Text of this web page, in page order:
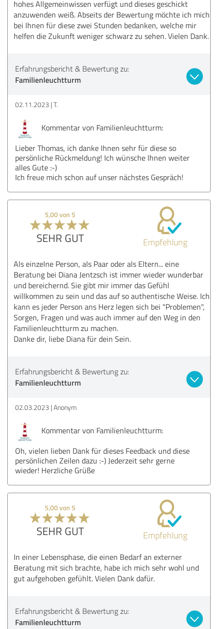
hohes Allgemeinwissen verfügt und dieses geschickt
anzuwenden weiß. Abseits der Bewertung möchte ich mich
bei Ihnen für diese zwei Stunden bedanken, welche mir
helfen die Zukunft weniger schwarz zu sehen. Vielen Dank.
Erfahrungsbericht & Bewertung zu:
Familienleuchtturm
02.11.2023 T.
Kommentar von Familienleuchtturm:
Lieber Thomas, ich danke Ihnen sehr für diese so
persönliche Rückmeldung! Ich wünsche Ihnen weiter
alles Gute :-)
Ich freue mich schon auf unser nächstes Gespräch!
5,00 von 5
SEHR GUT Empfehlung
Als einzelne Person, als Paar oder als Eltern... eine
Beratung bei Diana Jentzsch ist immer wieder wunderbar
und bereichernd. Sie gibt mir immer das Gefühl
willkommen zu sein und das auf so authentische Weise. Ich
kann es jeder Person ans Herz legen sich bei "Problemen",
Sorgen, Fragen und was auch immer auf den Weg in den
Familienleuchtturm zu machen.
Danke dir, liebe Diana für dein Sein.
Erfahrungsbericht & Bewertung zu:
Familienleuchtturm
02.03.2023 Anonym
Kommentar von Familienleuchtturm:
Oh, vielen lieben Dank für dieses Feedback und diese
persönlichen Zeilen dazu :-) Jederzeit sehr gerne
wieder! Herzliche Grüße
5,00 von 5
SEHR GUT Empfehlung
In einer Lebensphase, die einen Bedarf an externer
Beratung mit sich brachte, habe ich mich sehr wohl und
gut aufgehoben gefühlt. Vielen Dank dafür.
Erfahrungsbericht & Bewertung zu:
Familienleuchtturm